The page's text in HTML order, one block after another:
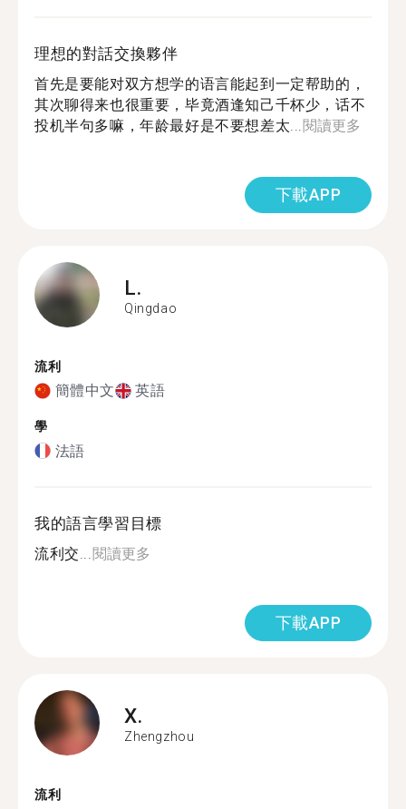
理想的對話交換夥伴
首先是要能对双方想学的语言能起到一定帮助的，
其次聊得来也很重要，毕竟酒逢知己千杯少，话不
投机半句多嘛，年龄最好是不要想差太... 閱讀更多
下載APP
L.
Qingdao
流利
簡體中文 英語
學
法語
我的語言學習目標
流利交... 閱讀更多
下載APP
X.
Zhengzhou
流利